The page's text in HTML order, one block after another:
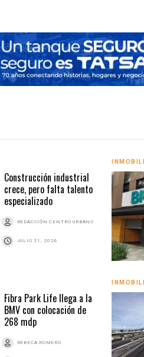
Construcción industrial
crece, pero falta talento
especializado
REDACCIÓN CENTRO URBANO
JULIO 21, 2026
Fibra Park Life llega a la
BMV con colocación de
268 mdp
REBECA ROMERO